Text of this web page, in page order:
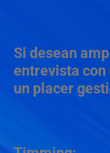
Si desean
entrevista con
un placer